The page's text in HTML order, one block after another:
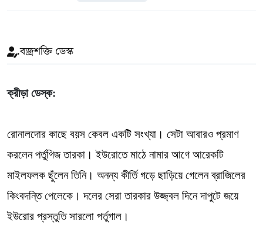
বজ্রশক্তি ডেস্ক
ক্রীড়া ডেস্ক:
রোনালদোর কাছে বয়স কেবল একটি সংখ্যা। সেটা আবারও প্রমাণ
করলেন পর্তুগিজ তারকা। ইউরোতে মাঠে নামার আগে আরেকটি
মাইলফলক ছুঁলেন তিনি। অনন্য কীর্তি গড়ে ছাড়িয়ে গেলেন ব্রাজিলের
কিংবদন্তি পেলেকে। দলের সেরা তারকার উজ্জ্বল দিনে দাপুটে জয়ে
ইউরোর প্রস্তুতি সারলো পর্তুগাল।